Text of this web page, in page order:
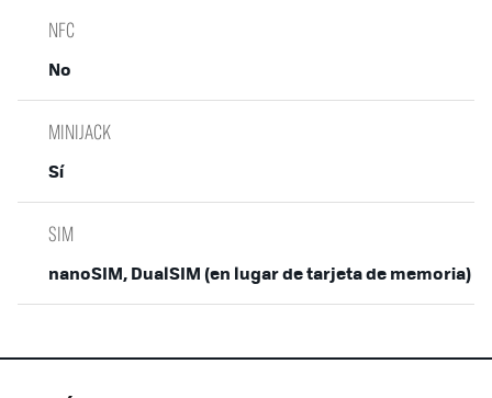
NFC
No
MINIJACK
Sí
SIM
nanoSIM, DualSIM (en lugar de tarjeta de memoria)